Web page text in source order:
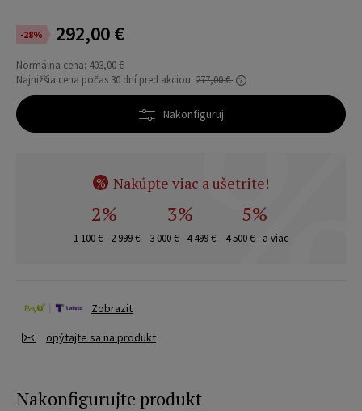
-28% 292,00 €
Normálna cena: 403,00 €
Najnižšia cena počas 30 dní pred akciou: 277,00 €
Ak sa produkt predáva kratšie ako 30 dní,
zobrazí sa najnižšia cena od uvedenia
produktu do predaja.
Nakonfiguruj
% Nakúpte viac a ušetrite!
2%
1 100 € - 2 999 €
3%
3 000 € - 4 499 €
5%
4 500 € - a viac
opýtajte sa na produkt
Zobrazit
Nakonfigurujte produkt